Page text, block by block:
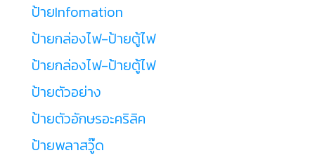
ป้ายInfomation
ป้ายกล่องไฟ-ป้ายตู้ไฟ
ป้ายกล่องไฟ-ป้ายตู้ไฟ
ป้ายตัวอย่าง
ป้ายตัวอักษรอะคริลิค
ป้ายพลาสวู๊ด